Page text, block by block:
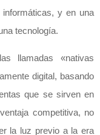
y en una
tecnología.
llamadas «nativas
digital, basando
que se sirven en
competitiva, no
la luz previo a la era